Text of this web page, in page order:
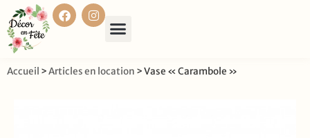
Accueil >Articles en location >Vase « Carambole »